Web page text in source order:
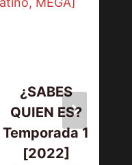
¿SABES
QUIEN ES?
Temporada 1
[2022]